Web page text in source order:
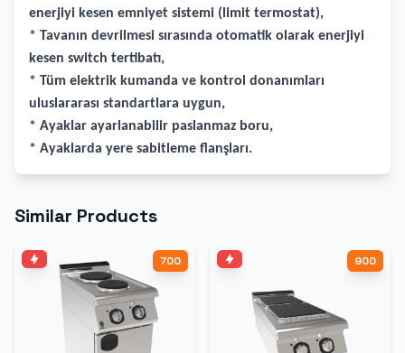
enerjiyi kesen emniyet sistemi (limit termostat),
* Tavanın devrilmesi sırasında otomatik olarak enerjiyi
kesen switch tertibatı,
* Tüm elektrik kumanda ve kontrol donanımları
uluslararası standartlara uygun,
* Ayaklar ayarlanabilir paslanmaz boru,
* Ayaklarda yere sabitleme flanşları.
Similar Products
700 900